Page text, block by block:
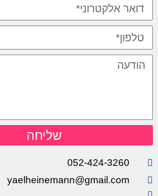
שליחה
052-424-3260
yaelheinemann@gmail.com